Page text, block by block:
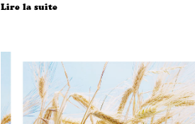
Lire la suite